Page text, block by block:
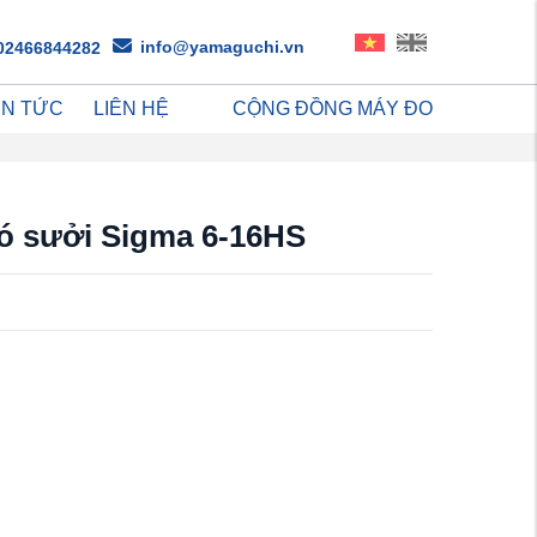
info@yamaguchi.vn
TỨC LIÊN HỆ CỘNG ĐỒNG MÁY ĐO
sưởi Sigma 6-16HS